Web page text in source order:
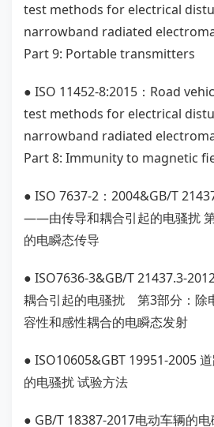
test methods for electrical
narrowband radiated
Part 9: Portable transmitters
● ISO 11452-8:2015：Road
test methods for electrical
narrowband radiated
Part 8: Immunity to magnetic
● ISO 7637-2：2004&GB/T
——由传导和耦合引起的电骚扰
的电瞬态传导
● ISO7636-3&GB/T 21437.3-
耦合引起的电骚扰 第3部分：除
容性和感性耦合的电瞬态发射
● ISO10605&GBT 19951-2005
的电骚扰 试验方法
● GB/T 18387-2017电动车辆的